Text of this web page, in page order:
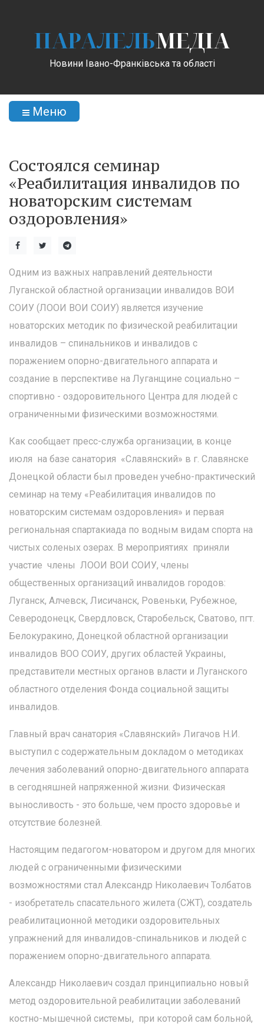
ПАРАЛЕЛЬМЕДІА
Новини Івано-Франківська та області
Меню
Состоялся семинар
«Реабилитация инвалидов по
новаторским системам
оздоровления»
Одним из важных направлений деятельности
Луганской областной организации инвалидов ВОИ
СОИУ (ЛООИ ВОИ СОИУ) является изучение
новаторских методик по физической реабилитации
инвалидов – спинальников и инвалидов с
поражением опорно-двигательного аппарата и
создание в перспективе на Луганщине социально –
спортивно - оздоровительного Центра для людей с
ограниченными физическими возможностями.
Как сообщает пресс-служба организации, в конце
июля на базе санатория «Славянский» в г. Славянске
Донецкой области был проведен учебно-практический
семинар на тему «Реабилитация инвалидов по
новаторским системам оздоровления» и первая
региональная спартакиада по водным видам спорта на
чистых соленых озерах. В мероприятиях приняли
участие члены ЛООИ ВОИ СОИУ, члены
общественных организаций инвалидов городов:
Луганск, Алчевск, Лисичанск, Ровеньки, Рубежное,
Северодонецк, Свердловск, Старобельск, Сватово, пгт.
Белокуракино, Донецкой областной организации
инвалидов ВОО СОИУ, других областей Украины,
представители местных органов власти и Луганского
областного отделения Фонда социальной защиты
инвалидов.
Главный врач санатория «Славянский» Лигачов Н.И.
выступил с содержательным докладом о методиках
лечения заболеваний опорно-двигательного аппарата
в сегодняшней напряженной жизни. Физическая
выносливость - это больше, чем просто здоровье и
отсутствие болезней.
Настоящим педагогом-новатором и другом для многих
людей с ограниченными физическими
возможностями стал Александр Николаевич Толбатов
- изобретатель спасательного жилета (СЖТ), создатель
реабилитационной методики оздоровительных
упражнений для инвалидов-спинальников и людей с
поражением опорно-двигательного аппарата.
Александр Николаевич создал принципиально новый
метод оздоровительной реабилитации заболеваний
костно-мышечной системы, при которой сам больной,